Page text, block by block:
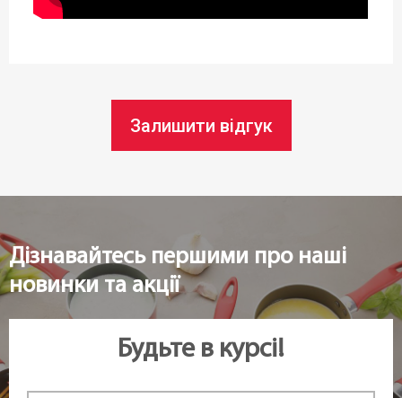
Залишити відгук
Дізнавайтесь першими про наші
новинки та акції
Будьте в курсі!